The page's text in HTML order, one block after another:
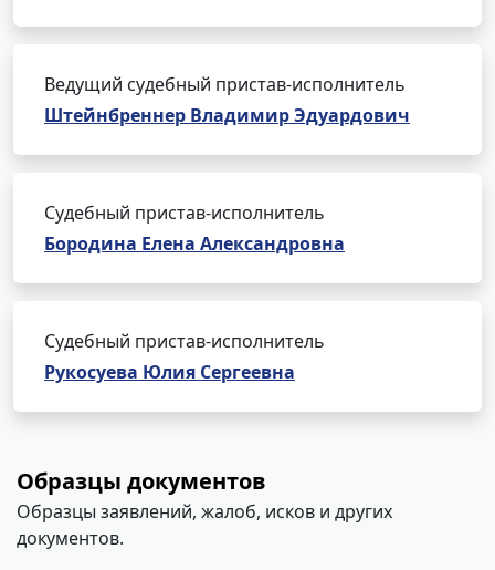
Ведущий судебный пристав-исполнитель
Штейнбреннер Владимир Эдуардович
Судебный пристав-исполнитель
Бородина Елена Александровна
Судебный пристав-исполнитель
Рукосуева Юлия Сергеевна
Образцы документов
Образцы заявлений, жалоб, исков и других
документов.